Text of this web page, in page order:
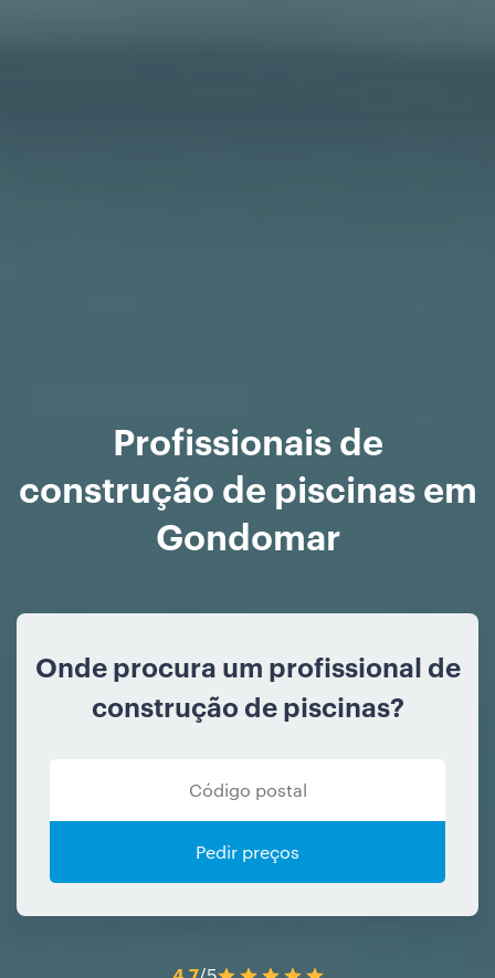
Profissionais de
construção de piscinas em
Gondomar
Onde procura um profissional de
construção de piscinas?
Pedir preços